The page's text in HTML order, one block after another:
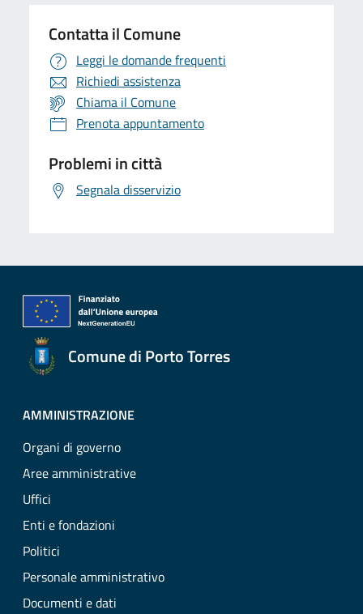
Contatta il Comune
Leggi le domande frequenti
Richiedi assistenza
Chiama il Comune
Prenota appuntamento
Problemi in città
Segnala disservizio
Comune di Porto Torres
AMMINISTRAZIONE
Organi di governo
Aree amministrative
Uffici
Enti e fondazioni
Politici
Personale amministrativo
Documenti e dati